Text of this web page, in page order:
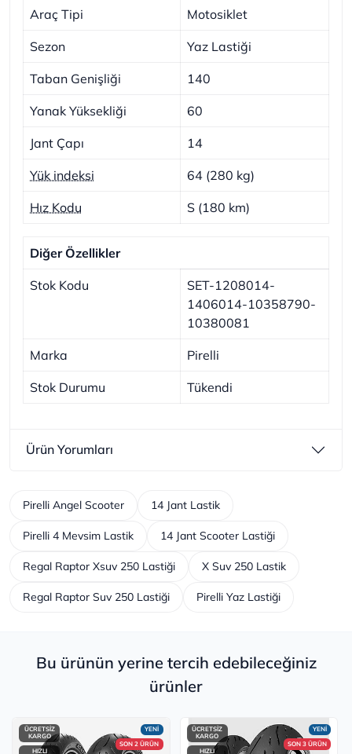
Araç Tipi Motosiklet
Sezon Yaz Lastiği
Taban Genişliği 140
Yanak Yüksekliği 60
Jant Çapı 14
Yük indeksi 64 (280 kg)
Hız Kodu S (180 km)
Diğer Özellikler
Stok Kodu
SET-1208014-
1406014-10358790-
10380081
Marka Pirelli
Stok Durumu Tükendi
Ürün Yorumları
Pirelli Angel Scooter 14 Jant Lastik
Pirelli 4 Mevsim Lastik 14 Jant Scooter Lastiği
Regal Raptor Xsuv 250 Lastiği X Suv 250 Lastik
Regal Raptor Suv 250 Lastiği Pirelli Yaz Lastiği
Bu ürünün yerine tercih edebileceğiniz
ürünler
YENİ
SON 2 ÜRÜN
ÜCRETSİZ
KARGO
HIZLI
YENİ
SON 3 ÜRÜN
ÜCRETSİZ
KARGO
HIZLI